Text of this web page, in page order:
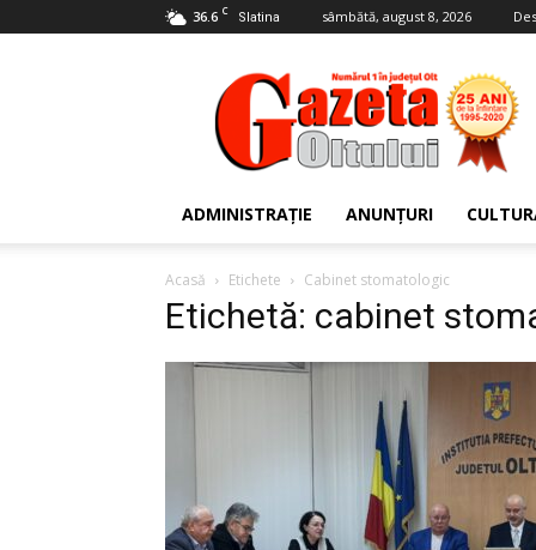
36.6 C Slatina sâmbătă, august 8, 2026
Gazeta
Oltului
ADMINISTRAȚIE ANUNȚURI
Acasă Etichete Cabinet stomatologic
Etichetă: cabinet